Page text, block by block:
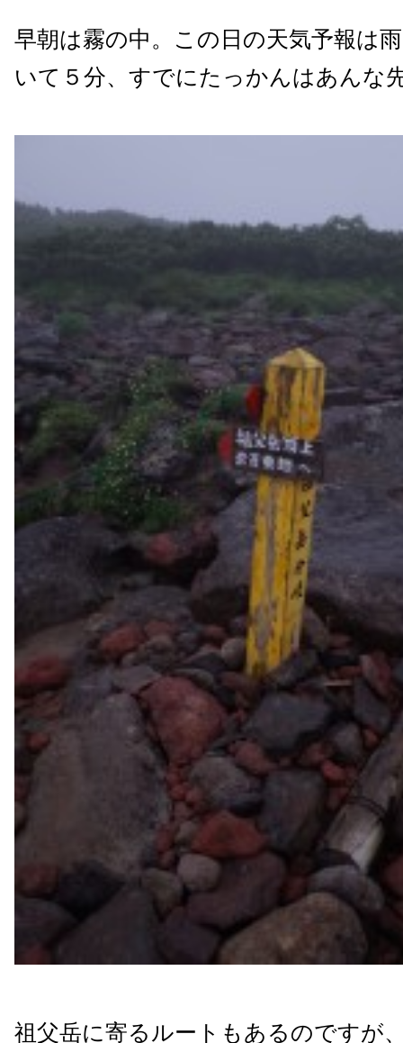
早朝は霧の中。この日の天気予報は
いて５分、すでにたっかんはあんな
祖父岳に寄るルートもあるのですが